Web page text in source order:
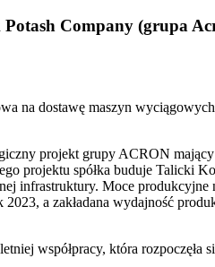
Company (grupa
na dostawę maszyn
projekt grupy ACRON
projektu spółka buduje Talicki
infrastruktury. Moce
a zakładana wydajność
współpracy, która